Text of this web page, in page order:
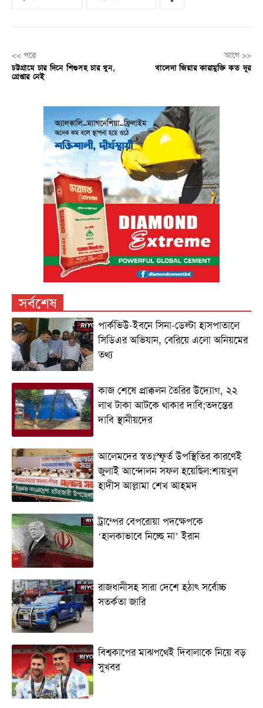
<< পরে
চট্টগ্রামে চার দিনে শিশুসহ চার খুন,
গ্রেপ্তার নেই
আগে >>
খালেদা জিয়ার কারামুক্তি কত দূর
সর্বশেষ
পার্কভিউ-ইবনে সিনা-ডেল্টা হাসপাতালে
সিডিএর অভিযান, বেরিয়ে এলো অনিয়মের
তথ্য
কাজ শেষে প্রাক্কলন তৈরির উদ্যোগ, ২২
লাখ টাকা আটকে থাকার দাবি;তদন্তের
দাবি স্থানীয়দের
আলেমদের স্বতঃস্ফূর্ত উপস্থিতির কারণেই
জুলাই আন্দোলন সফল হয়েছিল:শায়খুল
হাদীস আল্লামা শেখ আহমদ
ট্রাম্পের বেপরোয়া পদক্ষেপকে
‘হালকাভাবে নিচ্ছে না’ ইরান
রাজধানীসহ সারা দেশে হঠাৎ সর্বোচ্চ
সতর্কতা জা‌রি
বিশ্বকাপের মাঝপথেই দিবালাকে নিয়ে বড়
সুখবর